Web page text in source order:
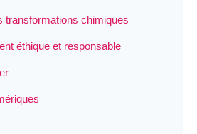
transformations chimiques
éthique et responsable